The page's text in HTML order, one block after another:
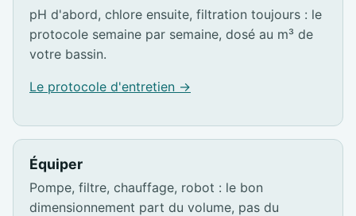
pH d'abord, chlore ensuite, filtration toujours : le
protocole semaine par semaine, dosé au m³ de
votre bassin.
Le protocole d'entretien →
Équiper
Pompe, filtre, chauffage, robot : le bon
dimensionnement part du volume, pas du